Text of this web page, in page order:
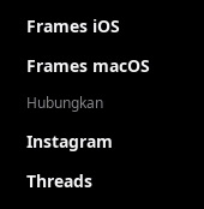
Frames iOS
Frames macOS
Hubungkan
Instagram
Threads